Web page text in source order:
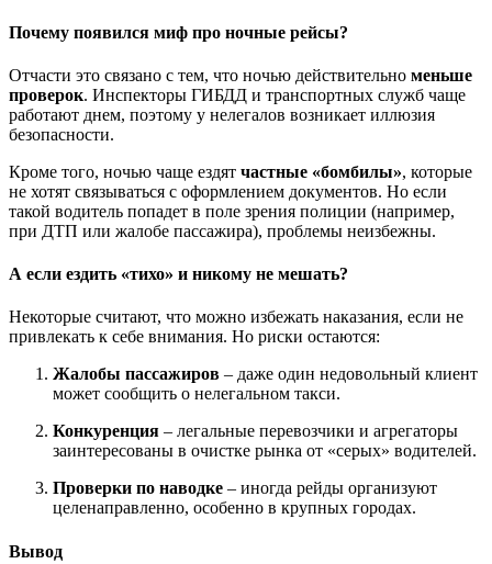
Почему появился миф про ночные рейсы?
Отчасти это связано с тем, что ночью действительно меньше
проверок. Инспекторы ГИБДД и транспортных служб чаще
работают днем, поэтому у нелегалов возникает иллюзия
безопасности.
Кроме того, ночью чаще ездят частные «бомбилы», которые
не хотят связываться с оформлением документов. Но если
такой водитель попадет в поле зрения полиции (например,
при ДТП или жалобе пассажира), проблемы неизбежны.
А если ездить «тихо» и никому не мешать?
Некоторые считают, что можно избежать наказания, если не
привлекать к себе внимания. Но риски остаются:
Жалобы пассажиров – даже один недовольный клиент
может сообщить о нелегальном такси.
Конкуренция – легальные перевозчики и агрегаторы
заинтересованы в очистке рынка от «серых» водителей.
Проверки по наводке – иногда рейды организуют
целенаправленно, особенно в крупных городах.
Вывод